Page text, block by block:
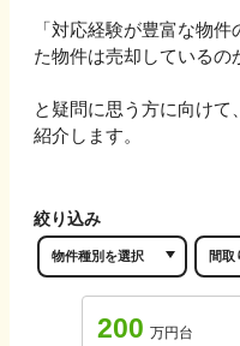
「対応経験が豊富な物
た物件は売却しているの
と疑問に思う方に向け
紹介します。
絞り込み
200 万円台